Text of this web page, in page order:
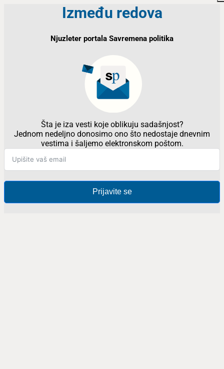
Između redova
Njuzleter portala Savremena politika
Šta je iza vesti koje oblikuju sadašnjost?
Jednom nedeljno donosimo ono što nedostaje dnevnim
vestima i šaljemo elektronskom poštom.
Prijavite se